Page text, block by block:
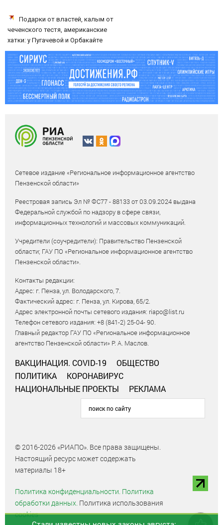
Подарки от властей, калым от
чеченского тестя, американские
хатки: у Пугачевой и Орбакайте
домов и квартир насчитали на 3
млрд рублей
Сетевое издание «Региональное информационное агентство
Пензенской области»
Реестровая запись Эл № ФС77 - 88133 от 03.09.2024 выдана
Федеральной службой по надзору в сфере связи,
информационных технологий и массовых коммуникаций.
Учредители (соучредители): Правительство Пензенской
области; ГАУ ПО «Региональное информационное агентство
Пензенской области».
Контакты редакции:
Адрес: г. Пенза, ул. Володарского, 7.
Фактический адрес: г. Пенза, ул. Кирова, 65/2.
Адрес электронной почты сетевого издания: riapo@list.ru
Телефон сетевого издания: +8 (841-2) 25-04- 90.
Главный редактор ГАУ ПО «Региональное информационное
агентство Пензенской области» Р. А. Маслов.
ВАКЦИНАЦИЯ. COVID-19
ОБЩЕСТВО
ПОЛИТИКА
КОРОНАВИРУС
НАЦИОНАЛЬНЫЕ ПРОЕКТЫ
РЕКЛАМА
© 2016-2026 «РИАПО». Все права защищены.
Настоящий ресурс может содержать
материалы 18+
Политика конфиденциальности. Политика
обработки данных. Политика использования
cookies